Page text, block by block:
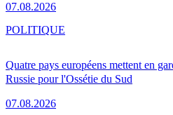
07.08.2026
Quatre pays européens mettent en
Russie pour l'Ossétie du Sud
07.08.2026
POLITIQUE